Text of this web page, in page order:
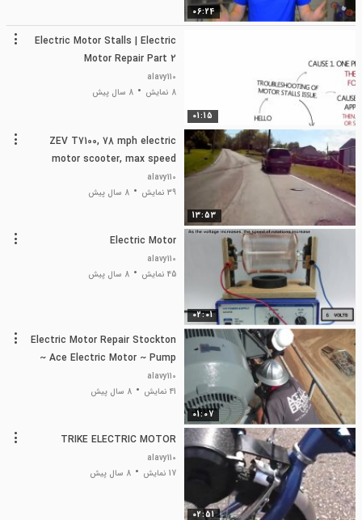
06:24
01:15
Electric Motor Stalls | Electric
Motor Repair Part 2
alavy110
8 نمایش
8 سال پیش
13:53
ZEV T7100, 78 mph electric
motor scooter, max speed
back road ripping
alavy110
39 نمایش
8 سال پیش
02:01
Electric Motor
alavy110
45 نمایش
8 سال پیش
01:07
Electric Motor Repair Stockton
~ Ace Electric Motor ~ Pump
Repair & Electric Motor Sales
alavy110
41 نمایش
8 سال پیش
02:51
TRIKE ELECTRIC MOTOR
alavy110
17 نمایش
8 سال پیش